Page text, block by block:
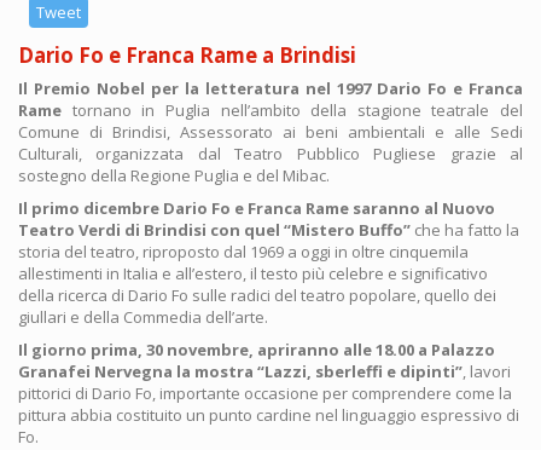
Tweet
Dario Fo e Franca Rame a Brindisi
Il Premio Nobel per la letteratura nel 1997 Dario Fo e Franca
Rame tornano in Puglia nell’ambito della stagione teatrale del
Comune di Brindisi, Assessorato ai beni ambientali e alle Sedi
Culturali, organizzata dal Teatro Pubblico Pugliese grazie al
sostegno della Regione Puglia e del Mibac.
Il primo dicembre Dario Fo e Franca Rame saranno al Nuovo
Teatro Verdi di Brindisi con quel “Mistero Buffo” che ha fatto la
storia del teatro, riproposto dal 1969 a oggi in oltre cinquemila
allestimenti in Italia e all’estero, il testo più celebre e significativo
della ricerca di Dario Fo sulle radici del teatro popolare, quello dei
giullari e della Commedia dell’arte.
Il giorno prima, 30 novembre, apriranno alle 18.00 a Palazzo
Granafei Nervegna la mostra “Lazzi, sberleffi e dipinti”, lavori
pittorici di Dario Fo, importante occasione per comprendere come la
pittura abbia costituito un punto cardine nel linguaggio espressivo di
Fo.